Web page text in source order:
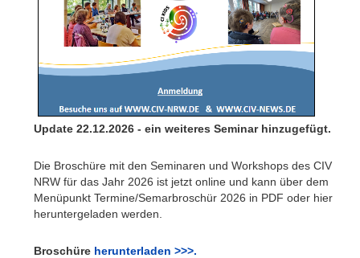
Update 22.12.2026 - ein weiteres Seminar hinzugefügt.
Die Broschüre mit den Seminaren und Workshops des CIV
NRW für das Jahr 2026 ist jetzt online und kann über dem
Menüpunkt Termine/Semarbroschür 2026 in PDF oder hier
heruntergeladen werden.
Broschüre herunterladen >>>.